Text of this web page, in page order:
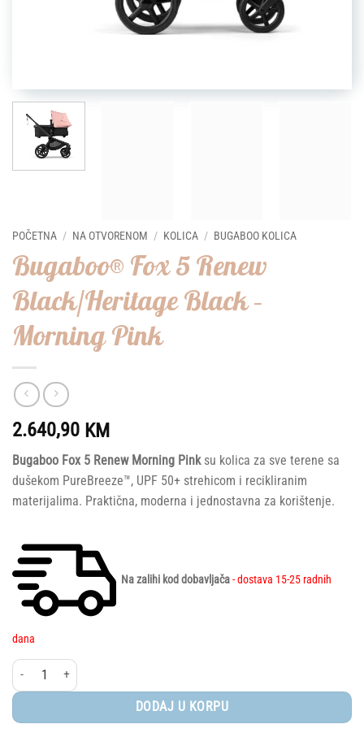
POČETNA / NA OTVORENOM / KOLICA / BUGABOO KOLICA
Bugaboo® Fox 5 Renew
Black/Heritage Black –
Morning Pink
2.640,90 KM
Bugaboo Fox 5 Renew Morning Pink su kolica za sve terene sa
dušekom PureBreeze™, UPF 50+ strehicom i recikliranim
materijalima. Praktična, moderna i jednostavna za korištenje.
Na zalihi kod dobavljača- dostava 15-25 radnih
dana
Bugaboo® Fox 5 Renew Black/Heritage Black - Morning Pink količina
DODAJ U KORPU